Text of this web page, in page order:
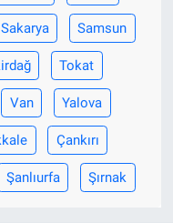
Sakarya Samsun
Tokat
Van Yalova
Çankırı
Şanlıurfa Şırnak